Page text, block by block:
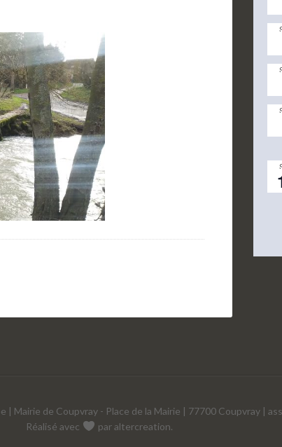
| Mairie de Coupvray - Place de la Mairie | 77700 Coupvray |
Réalisé avec
paraltercreation.